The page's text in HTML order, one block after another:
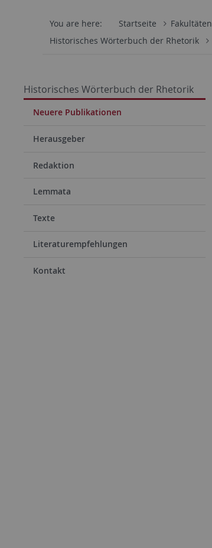
You are here: Startseite Fakultäten
Historisches Wörterbuch der Rhetorik
Historisches Wörterbuch der Rhetorik
Neuere Publikationen
Herausgeber
Redaktion
Lemmata
Texte
Literaturempfehlungen
Kontakt